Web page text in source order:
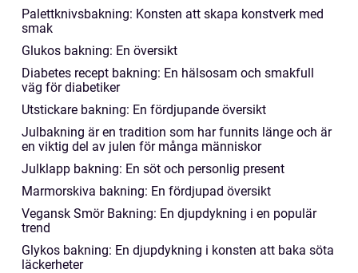
Palettknivsbakning: Konsten att skapa konstverk med
smak
Glukos bakning: En översikt
Diabetes recept bakning: En hälsosam och smakfull
väg för diabetiker
Utstickare bakning: En fördjupande översikt
Julbakning är en tradition som har funnits länge och är
en viktig del av julen för många människor
Julklapp bakning: En söt och personlig present
Marmorskiva bakning: En fördjupad översikt
Vegansk Smör Bakning: En djupdykning i en populär
trend
Glykos bakning: En djupdykning i konsten att baka söta
läckerheter